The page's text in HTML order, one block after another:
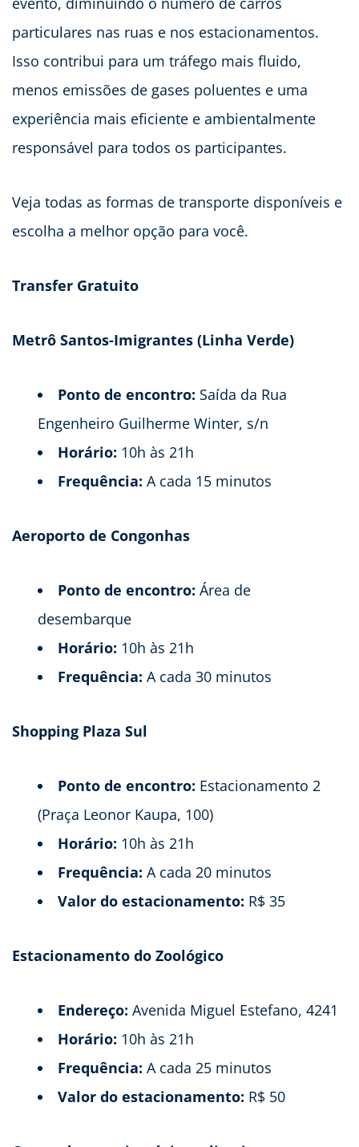
particulares nas ruas e nos estacionamentos.
Isso contribui para um tráfego mais fluido,
menos emissões de gases poluentes e uma
experiência mais eficiente e ambientalmente
responsável para todos os participantes.
Veja todas as formas de transporte disponíveis e
escolha a melhor opção para você.
Transfer Gratuito
Metrô Santos-Imigrantes (Linha Verde)
Ponto de encontro: Saída da Rua
Engenheiro Guilherme Winter, s/n
Horário: 10h às 21h
Frequência: A cada 15 minutos
Aeroporto de Congonhas
Ponto de encontro: Área de
desembarque
Horário: 10h às 21h
Frequência: A cada 30 minutos
Shopping Plaza Sul
Ponto de encontro: Estacionamento 2
(Praça Leonor Kaupa, 100)
Horário: 10h às 21h
Frequência: A cada 20 minutos
Valor do estacionamento: R$ 35
Estacionamento do Zoológico
Endereço: Avenida Miguel Estefano, 4241
Horário: 10h às 21h
Frequência: A cada 25 minutos
Valor do estacionamento: R$ 50